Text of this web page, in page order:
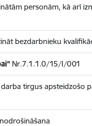
personām, kā arī
bezdarbnieku
Nr.7.1.1.0/15/I/001
tirgus